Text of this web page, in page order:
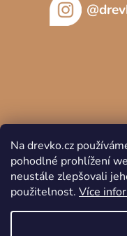
Na drevko.cz
pohodlné prohlížení
neustále zlepšovali
použitelnost. Více